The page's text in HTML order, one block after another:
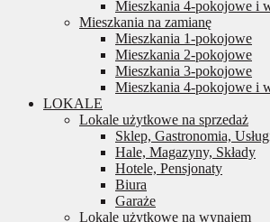
Mieszkania 4-pokojowe i
Mieszkania na zamianę
Mieszkania 1-pokojowe
Mieszkania 2-pokojowe
Mieszkania 3-pokojowe
Mieszkania 4-pokojowe i
LOKALE
Lokale użytkowe na sprzedaż
Sklep, Gastronomia,
Hale, Magazyny, Składy
Hotele, Pensjonaty
Biura
Garaże
Lokale użytkowe na wynajem